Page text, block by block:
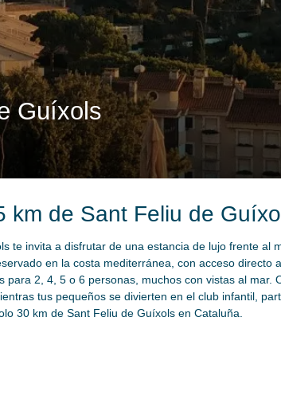
Guíxols
km de Sant Feliu de
te invita a disfrutar de una estancia de lujo frente al
en la costa mediterránea, con acceso directo
2, 4, 5 o 6 personas, muchos con vistas al mar.
tus pequeños se divierten en el club infantil,
30 km de Sant Feliu de Guíxols en Cataluña.